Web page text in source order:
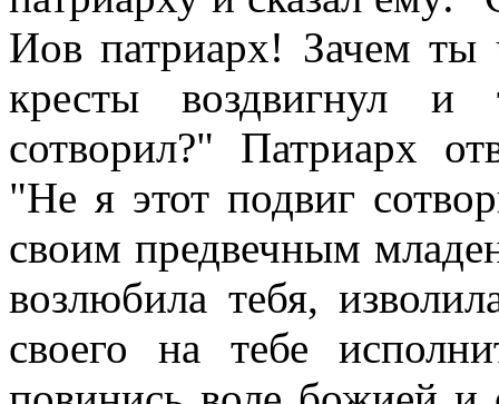
Иов патриарх! Зачем ты
кресты воздвигнул и
сотворил?" Патриарх
"Не я этот подвиг
своим предвечным
возлюбила тебя,
своего на тебе